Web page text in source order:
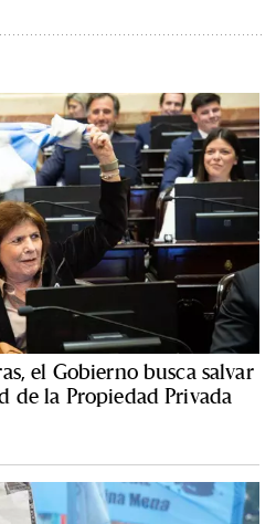
el Gobierno busca salvar
de la Propiedad Privada